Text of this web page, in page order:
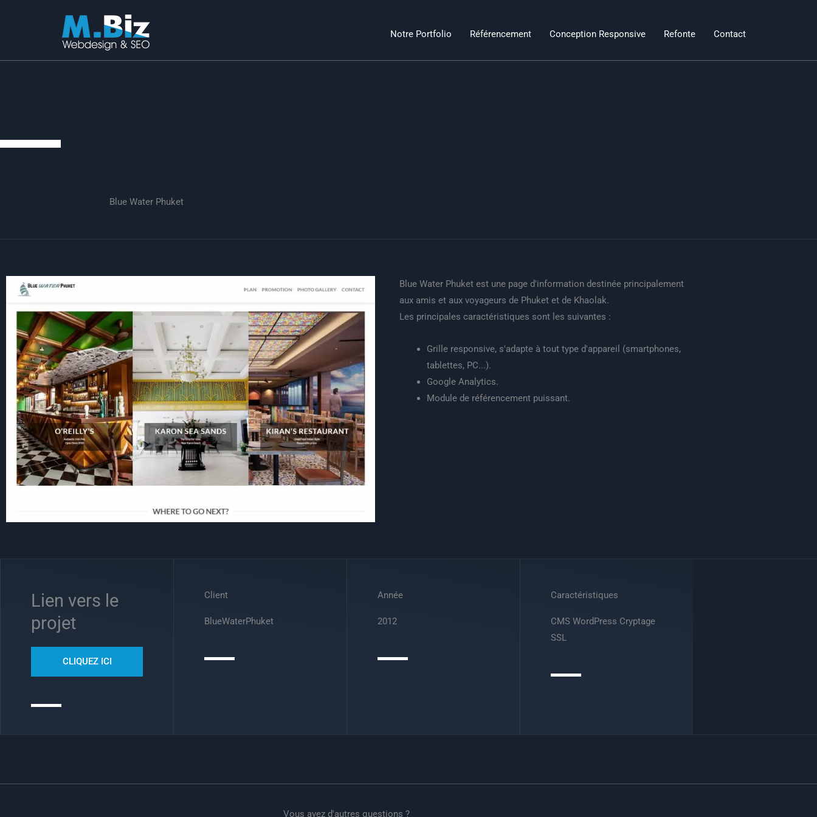
Notre Portfolio Référencement Conception Responsive Refonte Contact
Blue Water Phuket
Blue Water Phuket est une page d'information destinée principalement
aux amis et aux voyageurs de Phuket et de Khaolak.
Les principales caractéristiques sont les suivantes :
Grille responsive, s'adapte à tout type d'appareil (smartphones,
tablettes, PC...).
Google Analytics.
Module de référencement puissant.
Lien vers le
projet
CLIQUEZ ICI
Client
BlueWaterPhuket
Année
2012
Caractéristiques
CMS WordPress Cryptage
SSL
Vous avez d'autres questions ?